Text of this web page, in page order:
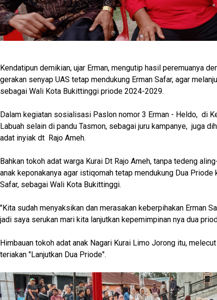
Kendatipun demikian, ujar Erman, mengutip hasil peremuanya
gerakan senyap UAS tetap mendukung Erman Safar, agar
sebagai Wali Kota Bukittinggi priode 2024-2029.
Dalam kegiatan sosialisasi Paslon nomor 3 Erman - Heldo, di
Labuah selain di pandu Tasmon, sebagai juru kampanye, juga
adat inyiak dt Rajo Ameh.
Bahkan tokoh adat warga Kurai Dt Rajo Ameh, tanpa tedeng
anak keponakanya agar istiqomah tetap mendukung Dua Priode
Safar, sebagai Wali Kota Bukittinggi.
"Kita sudah menyaksikan dan merasakan keberpihakan Erman
jadi saya serukan mari kita lanjutkan kepemimpinan nya dua
Himbauan tokoh adat anak Nagari Kurai Limo Jorong itu,
teriakan "Lanjutkan Dua Priode".